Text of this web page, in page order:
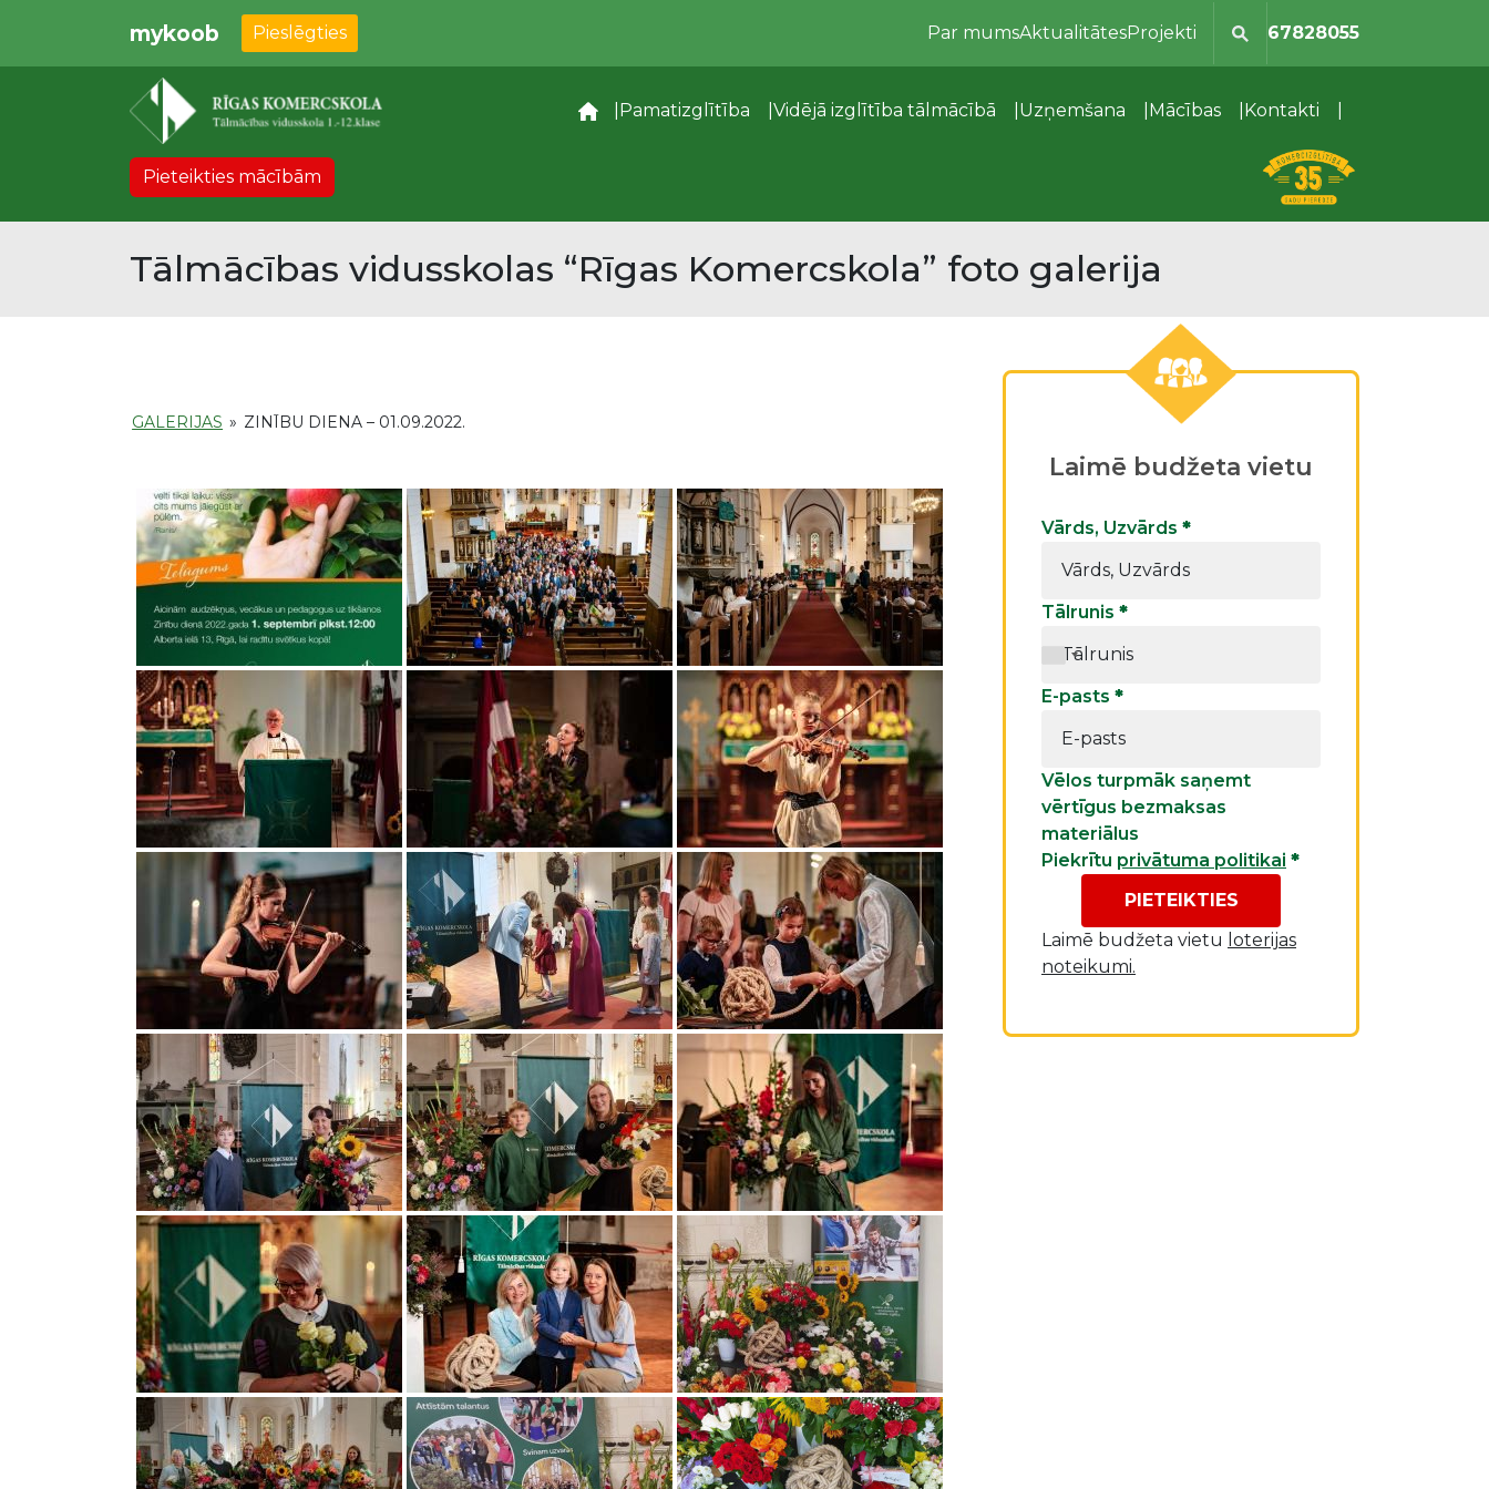
mykoob Pieslēgties Par mumsAktualitātesProjekti 67828055
– Pamatizglītība Vidējā izglītība tālmācībā Uzņemšana Mācības Kontakti
Pieteikties mācībām
Tālmācības vidusskolas “Rīgas Komercskola” foto galerija
GALERIJAS » ZINĪBU DIENA – 01.09.2022.
Laimē budžeta vietu
Vārds, Uzvārds *
Tālrunis *
E-pasts *
Vēlos turpmāk saņemt
vērtīgus bezmaksas
materiālus
Piekrītu privātuma politikai *
PIETEIKTIES
Laimē budžeta vietu loterijas
noteikumi.